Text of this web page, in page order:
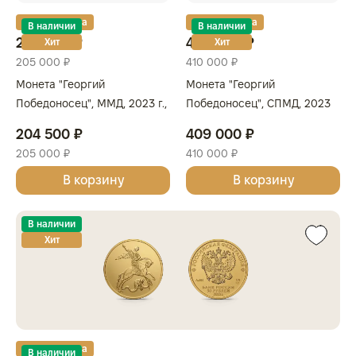
Золотая карта
В наличии
Хит
204 500 ₽
205 000 ₽
Монета "Георгий
Победоносец", ММД, 2023 г.,
РОССИЯ
204 500 ₽
205 000 ₽
В корзину
Золотая карта
В наличии
Хит
409 000 ₽
410 000 ₽
Монета "Георгий
Победоносец", СПМД, 2023
РОССИЯ
409 000 ₽
410 000 ₽
В корзину
В наличии
Хит
Золотая карта
В наличии